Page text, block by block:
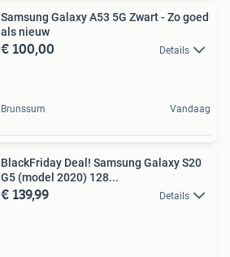
Samsung Galaxy A53 5G Zwart - Zo goed
als nieuw
€ 100,00 Details
Brunssum Vandaag
BlackFriday Deal! Samsung Galaxy S20
G5 (model 2020) 128...
€ 139,99 Details